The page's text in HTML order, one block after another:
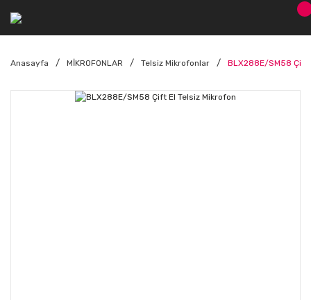
Anasayfa MİKROFONLAR Telsiz Mikrofonlar BLX288E/SM58 Çift